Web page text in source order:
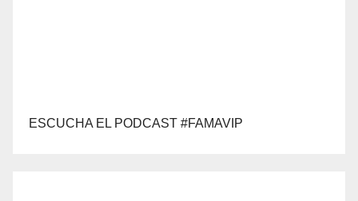
ESCUCHA EL PODCAST #FAMAVIP